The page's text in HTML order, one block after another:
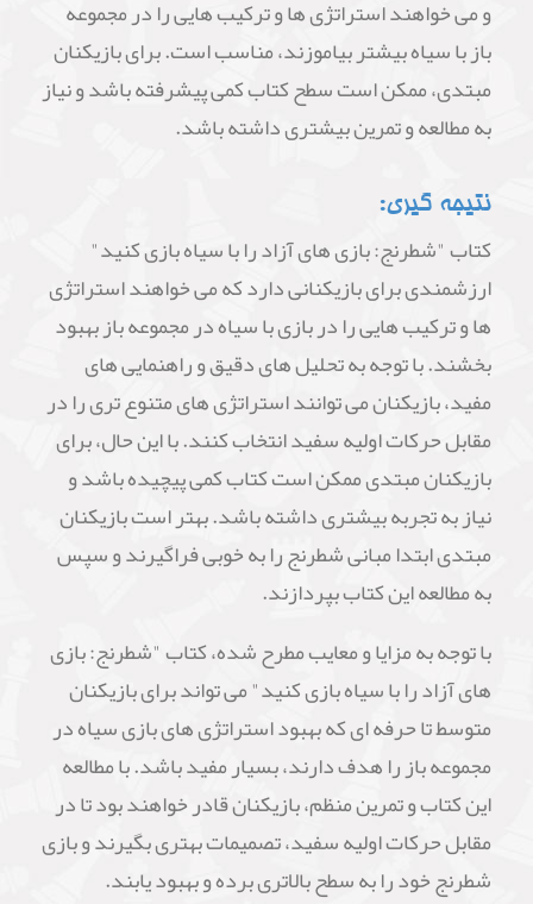
و می خواهند استراتژی ها و ترکیب هایی را در مجموعه
باز با سیاه بیشتر بیاموزند، مناسب است. برای بازیکنان
مبتدی، ممکن است سطح کتاب کمی پیشرفته باشد و نیاز
به مطالعه و تمرین بیشتری داشته باشد.
نتیجه گیری:
کتاب "شطرنج: بازی های آزاد را با سیاه بازی کنید"
ارزشمندی برای بازیکنانی دارد که می خواهند استراتژی
ها و ترکیب هایی را در بازی با سیاه در مجموعه باز بهبود
بخشند. با توجه به تحلیل های دقیق و راهنمایی های
مفید، بازیکنان می توانند استراتژی های متنوع تری را در
مقابل حرکات اولیه سفید انتخاب کنند. با این حال، برای
بازیکنان مبتدی ممکن است کتاب کمی پیچیده باشد و
نیاز به تجربه بیشتری داشته باشد. بهتر است بازیکنان
مبتدی ابتدا مبانی شطرنج را به خوبی فراگیرند و سپس
به مطالعه این کتاب بپردازند.
با توجه به مزایا و معایب مطرح شده، کتاب "شطرنج: بازی
های آزاد را با سیاه بازی کنید" می تواند برای بازیکنان
متوسط تا حرفه ای که بهبود استراتژی های بازی سیاه در
مجموعه باز را هدف دارند، بسیار مفید باشد. با مطالعه
این کتاب و تمرین منظم، بازیکنان قادر خواهند بود تا در
مقابل حرکات اولیه سفید، تصمیمات بهتری بگیرند و بازی
شطرنج خود را به سطح بالاتری برده و بهبود یابند.